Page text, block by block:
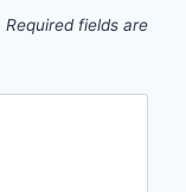
Required fields are